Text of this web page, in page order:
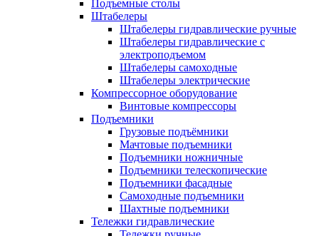
Подъемные столы
Штабелеры
Штабелеры гидравлические ручные
Штабелеры гидравлические с
электроподъемом
Штабелеры самоходные
Штабелеры электрические
Компрессорное оборудование
Винтовые компрессоры
Подъемники
Грузовые подъёмники
Мачтовые подъемники
Подъемники ножничные
Подъемники телескопические
Подъемники фасадные
Самоходные подъемники
Шахтные подъемники
Тележки гидравлические